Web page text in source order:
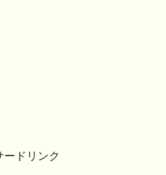
ードリンク